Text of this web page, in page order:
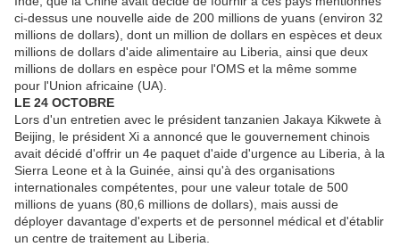
ci-dessus une nouvelle aide de 200 millions de yuans (environ 32
millions de dollars), dont un million de dollars en espèces et deux
millions de dollars d'aide alimentaire au Liberia, ainsi que deux
millions de dollars en espèce pour l'OMS et la même somme
pour l'Union africaine (UA).
LE 24 OCTOBRE
Lors d'un entretien avec le président tanzanien Jakaya Kikwete à
Beijing, le président Xi a annoncé que le gouvernement chinois
avait décidé d'offrir un 4e paquet d'aide d'urgence au Liberia, à la
Sierra Leone et à la Guinée, ainsi qu'à des organisations
internationales compétentes, pour une valeur totale de 500
millions de yuans (80,6 millions de dollars), mais aussi de
déployer davantage d'experts et de personnel médical et d'établir
un centre de traitement au Liberia.